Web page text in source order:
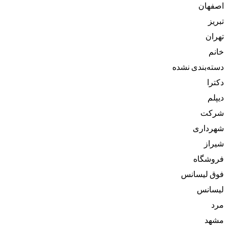
اصفهان
تبریز
تهران
خانم
دسته‌بندی نشده
دکترا
دیپلم
شرکت
شهرداری
شیراز
فروشگاه
فوق لیسانس
لیسانس
مرد
مشهد